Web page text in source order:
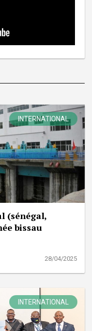
INTERNATIONAL
(sénégal,
bissau
28/04/2025
INTERNATIONAL